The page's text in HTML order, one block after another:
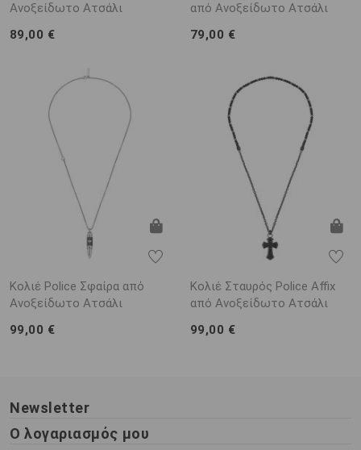
Ανοξείδωτο Ατσάλι
89,00 €
από Ανοξείδωτο Ατσάλι
79,00 €
Κολιέ Police Σφαίρα από
Ανοξείδωτο Ατσάλι
99,00 €
Κολιέ Σταυρός Police Affix
από Ανοξείδωτο Ατσάλι
99,00 €
Newsletter
Ο λογαριασμός μου